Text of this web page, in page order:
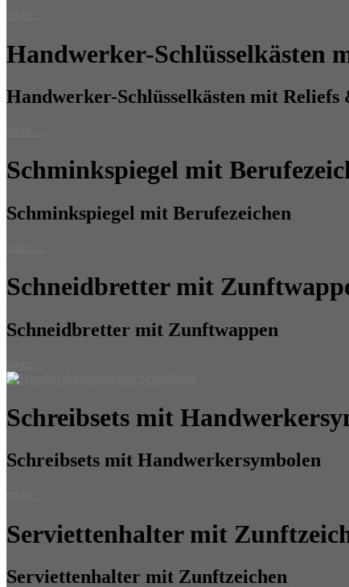
Handwerker-Schlüsselkästen
Handwerker-Schlüsselkästen mit Reliefs
Schminkspiegel mit
Schminkspiegel mit Berufezeichen
Schneidbretter mit
Schneidbretter mit Zunftwappen
Schreibsets mit
Schreibsets mit Handwerkersymbolen
Serviettenhalter mit
Serviettenhalter mit Zunftzeichen